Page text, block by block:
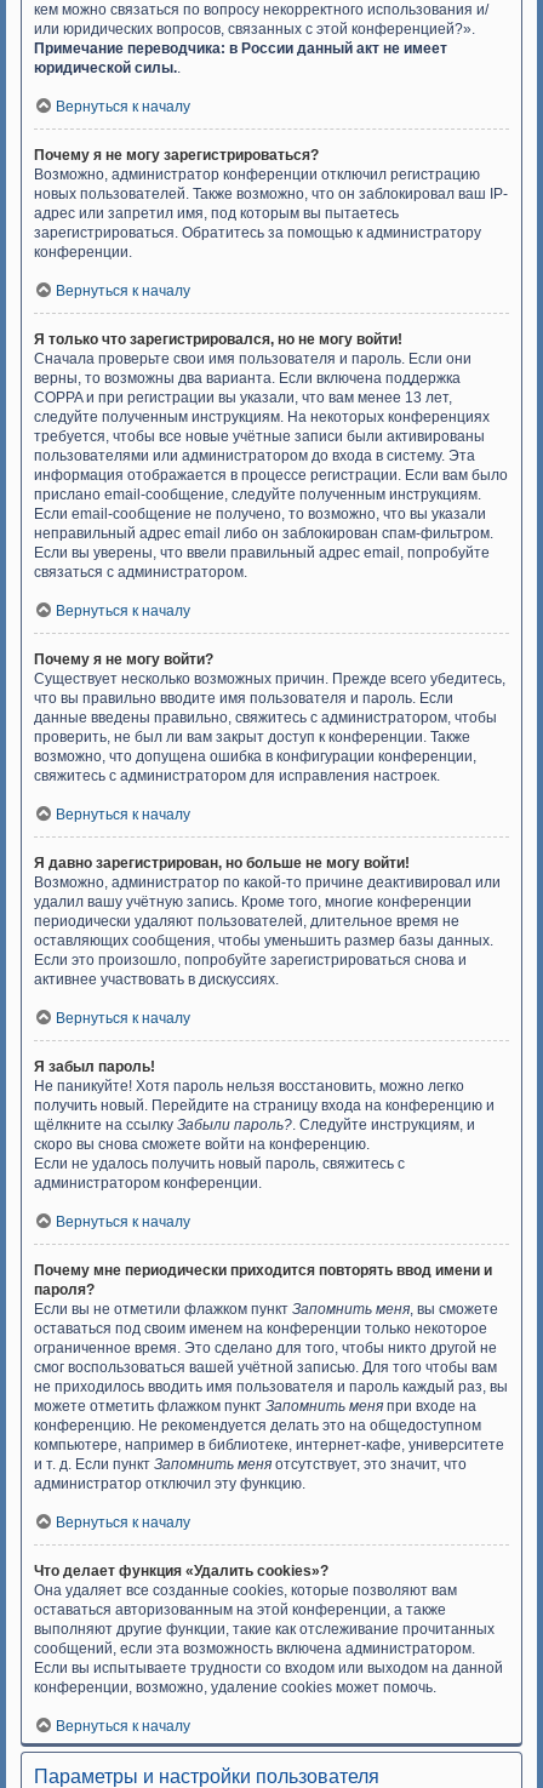
кем можно связаться по вопросу некорректного использования и/
или юридических вопросов, связанных с этой конференцией?».
Примечание переводчика: в России данный акт не имеет
юридической силы..
Вернуться к началу
Почему я не могу зарегистрироваться?
Возможно, администратор конференции отключил регистрацию
новых пользователей. Также возможно, что он заблокировал ваш IP-
адрес или запретил имя, под которым вы пытаетесь
зарегистрироваться. Обратитесь за помощью к администратору
конференции.
Вернуться к началу
Я только что зарегистрировался, но не могу войти!
Сначала проверьте свои имя пользователя и пароль. Если они
верны, то возможны два варианта. Если включена поддержка
COPPA и при регистрации вы указали, что вам менее 13 лет,
следуйте полученным инструкциям. На некоторых конференциях
требуется, чтобы все новые учётные записи были активированы
пользователями или администратором до входа в систему. Эта
информация отображается в процессе регистрации. Если вам было
прислано email-сообщение, следуйте полученным инструкциям.
Если email-сообщение не получено, то возможно, что вы указали
неправильный адрес email либо он заблокирован спам-фильтром.
Если вы уверены, что ввели правильный адрес email, попробуйте
связаться с администратором.
Вернуться к началу
Почему я не могу войти?
Существует несколько возможных причин. Прежде всего убедитесь,
что вы правильно вводите имя пользователя и пароль. Если
данные введены правильно, свяжитесь с администратором, чтобы
проверить, не был ли вам закрыт доступ к конференции. Также
возможно, что допущена ошибка в конфигурации конференции,
свяжитесь с администратором для исправления настроек.
Вернуться к началу
Я давно зарегистрирован, но больше не могу войти!
Возможно, администратор по какой-то причине деактивировал или
удалил вашу учётную запись. Кроме того, многие конференции
периодически удаляют пользователей, длительное время не
оставляющих сообщения, чтобы уменьшить размер базы данных.
Если это произошло, попробуйте зарегистрироваться снова и
активнее участвовать в дискуссиях.
Вернуться к началу
Я забыл пароль!
Не паникуйте! Хотя пароль нельзя восстановить, можно легко
получить новый. Перейдите на страницу входа на конференцию и
щёлкните на ссылку Забыли пароль?. Следуйте инструкциям, и
скоро вы снова сможете войти на конференцию.
Если не удалось получить новый пароль, свяжитесь с
администратором конференции.
Вернуться к началу
Почему мне периодически приходится повторять ввод имени и
пароля?
Если вы не отметили флажком пункт Запомнить меня, вы сможете
оставаться под своим именем на конференции только некоторое
ограниченное время. Это сделано для того, чтобы никто другой не
смог воспользоваться вашей учётной записью. Для того чтобы вам
не приходилось вводить имя пользователя и пароль каждый раз, вы
можете отметить флажком пункт Запомнить меня при входе на
конференцию. Не рекомендуется делать это на общедоступном
компьютере, например в библиотеке, интернет-кафе, университете
и т. д. Если пункт Запомнить меня отсутствует, это значит, что
администратор отключил эту функцию.
Вернуться к началу
Что делает функция «Удалить cookies»?
Она удаляет все созданные cookies, которые позволяют вам
оставаться авторизованным на этой конференции, а также
выполняют другие функции, такие как отслеживание прочитанных
сообщений, если эта возможность включена администратором.
Если вы испытываете трудности со входом или выходом на данной
конференции, возможно, удаление cookies может помочь.
Вернуться к началу
Параметры и настройки пользователя